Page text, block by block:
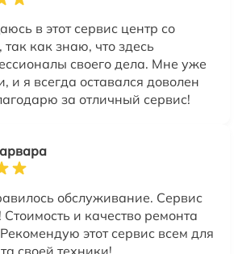
в этот сервис центр со
так как знаю, что здесь
своего дела. Мне уже
и я всегда оставался доволен
за отличный сервис!
обслуживание. Сервис
и качество ремонта
этот сервис всем для
своей техники!